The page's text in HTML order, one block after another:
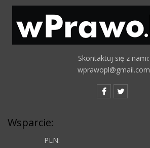
Skontaktuj się z nami:
wprawopl@gmail.com
Wsparcie:
PLN: